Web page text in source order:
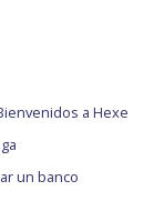
a Hexe
un banco